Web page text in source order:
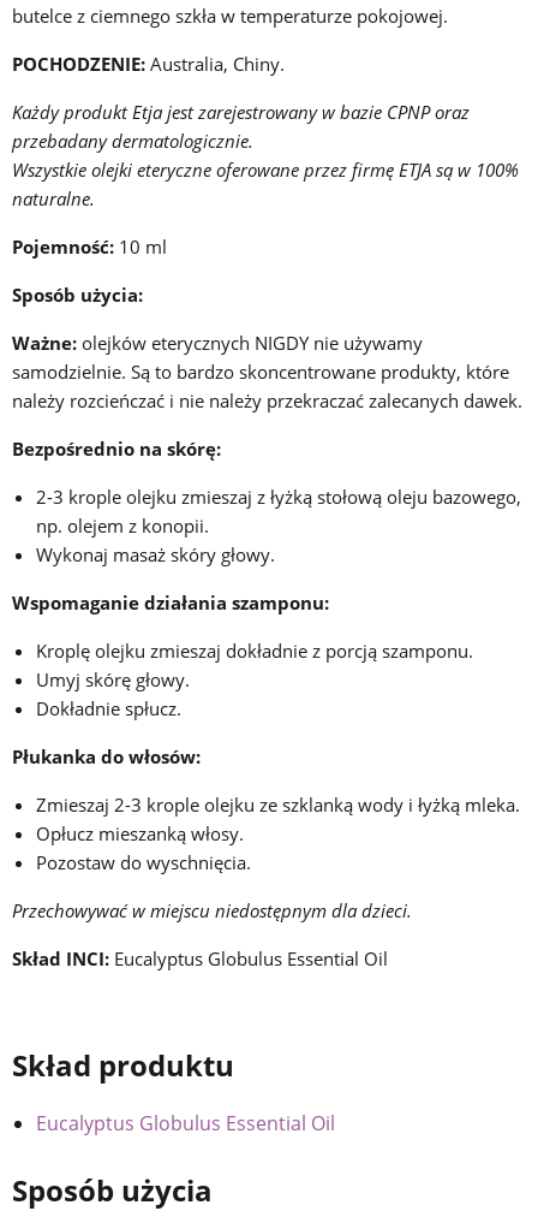
butelce z ciemnego szkła w temperaturze pokojowej.
POCHODZENIE: Australia, Chiny.
Każdy produkt Etja jest zarejestrowany w bazie CPNP oraz
przebadany dermatologicznie.
Wszystkie olejki eteryczne oferowane przez firmę ETJA są w 100%
naturalne.
Pojemność: 10 ml
Sposób użycia:
Ważne: olejków eterycznych NIGDY nie używamy
samodzielnie. Są to bardzo skoncentrowane produkty, które
należy rozcieńczać i nie należy przekraczać zalecanych dawek.
Bezpośrednio na skórę:
2-3 krople olejku zmieszaj z łyżką stołową oleju bazowego,
np. olejem z konopii.
Wykonaj masaż skóry głowy.
Wspomaganie działania szamponu:
Kroplę olejku zmieszaj dokładnie z porcją szamponu.
Umyj skórę głowy.
Dokładnie spłucz.
Płukanka do włosów:
Zmieszaj 2-3 krople olejku ze szklanką wody i łyżką mleka.
Opłucz mieszanką włosy.
Pozostaw do wyschnięcia.
Przechowywać w miejscu niedostępnym dla dzieci.
Skład INCI: Eucalyptus Globulus Essential Oil
Skład produktu
Eucalyptus Globulus Essential Oil
Sposób użycia